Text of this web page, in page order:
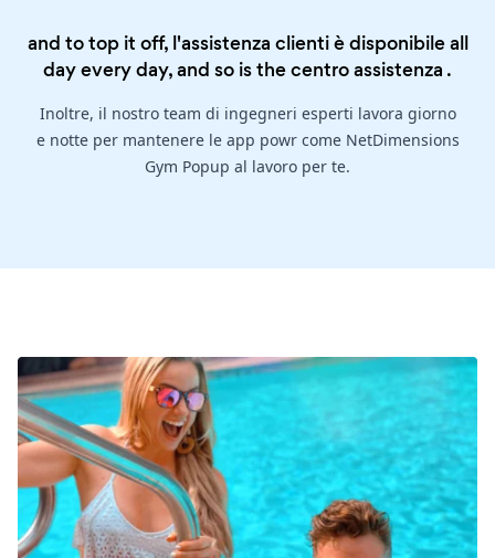
and to top it off, l'assistenza clienti è disponibile all
day every day, and so is thecentro assistenza .
Inoltre, il nostro team di ingegneri esperti lavora giorno
e notte per mantenere le app powr come NetDimensions
Gym Popup al lavoro per te.